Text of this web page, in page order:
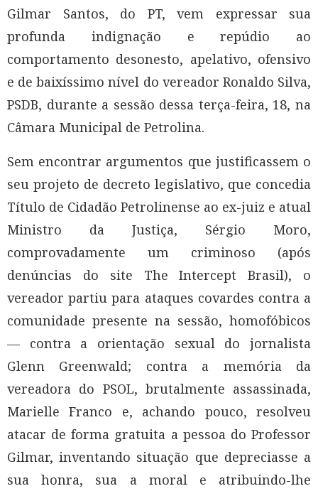
Gilmar Santos, do PT, vem expressar sua
profunda indignação e repúdio ao
comportamento desonesto, apelativo, ofensivo
e de baixíssimo nível do vereador Ronaldo Silva,
PSDB, durante a sessão dessa terça-feira, 18, na
Câmara Municipal de Petrolina.
Sem encontrar argumentos que justificassem o
seu projeto de decreto legislativo, que concedia
Título de Cidadão Petrolinense ao ex-juiz e atual
Ministro da Justiça, Sérgio Moro,
comprovadamente um criminoso (após
denúncias do site The Intercept Brasil), o
vereador partiu para ataques covardes contra a
comunidade presente na sessão, homofóbicos
— contra a orientação sexual do jornalista
Glenn Greenwald; contra a memória da
vereadora do PSOL, brutalmente assassinada,
Marielle Franco e, achando pouco, resolveu
atacar de forma gratuita a pessoa do Professor
Gilmar, inventando situação que depreciasse a
sua honra, sua a moral e atribuindo-lhe